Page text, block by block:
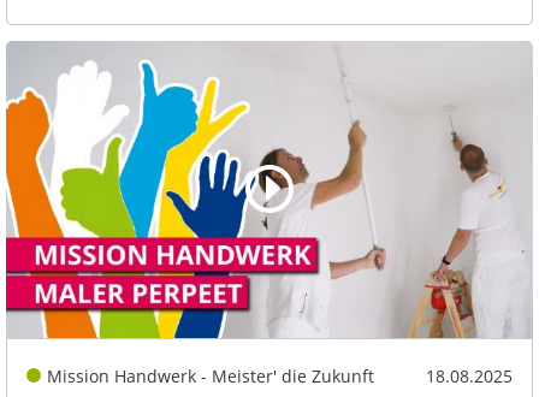
Mission Handwerk - Meister' die Zukunft 18.08.2025